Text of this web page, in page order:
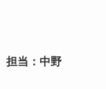
担当：中野